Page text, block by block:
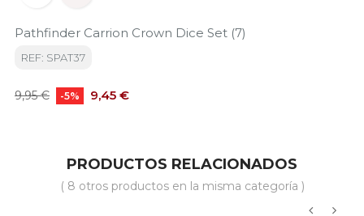
Pathfinder Carrion Crown Dice Set (7)
REF: SPAT37
Precio
9,95 € -5% Precio
9,45 €
PRODUCTOS RELACIONADOS
( 8 otros productos en la misma categoría )